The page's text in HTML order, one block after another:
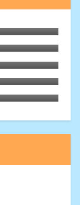
し・手間
出したら
ダイレク
ン式に戻
フオクに